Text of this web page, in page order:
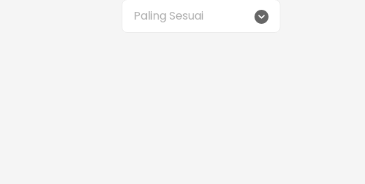
Paling Sesuai